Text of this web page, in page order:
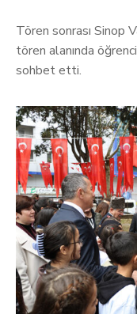
Tören sonrası Sinop
tören alanında
sohbet etti.